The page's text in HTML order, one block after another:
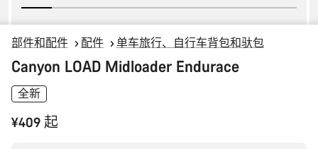
部件和配件 配件 单车旅行、自行车背包和驮包
Canyon LOAD Midloader Endurace
全新
¥409 起